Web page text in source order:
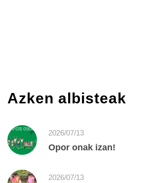
Azken albisteak
2026/07/13
Opor onak izan!
2026/07/13